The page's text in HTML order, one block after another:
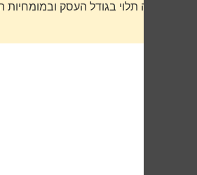
זה תלוי בגודל העסק ובמומחיות הפנימית.